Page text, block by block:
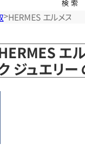
HERMES エルメス
エ
ジュエリ